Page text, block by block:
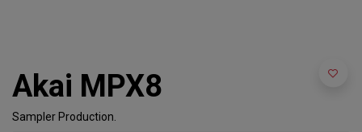
Akai MPX8
Sampler Production.